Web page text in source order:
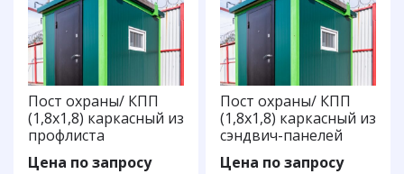
Пост охраны/ КПП
(1,8х1,8) каркасный из
профлиста
Цена по запросу
Пост охраны/ КПП
(1,8х1,8) каркасный из
сэндвич-панелей
Цена по запросу